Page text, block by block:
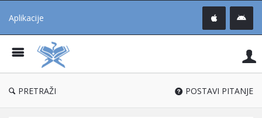
Aplikacije
®
PRETRAŽI POSTAVI PITANJE